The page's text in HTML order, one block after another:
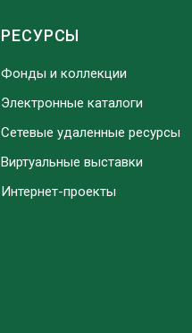
РЕСУРСЫ
Фонды и коллекции
Электронные каталоги
Сетевые удаленные ресурсы
Виртуальные выставки
Интернет-проекты